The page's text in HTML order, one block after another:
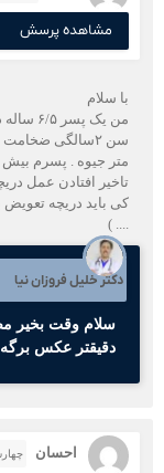
مشاهده پرسش
با سلام
من یک
متر جیوه . پسرم بیش
تاخیر افتادن عمل
کی باید دریچه تعویض
.... )
دکتر خلیل فروزان نیا
سلام وقت بخیر
دقیقتر عکس
احسان چهارشنبه ۳۰